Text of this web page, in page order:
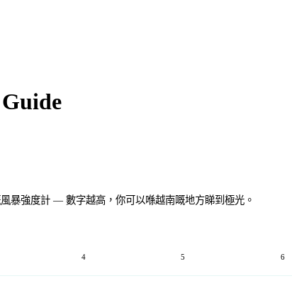
暴強度計 — 數字越高，你可以喺越南嘅地方睇到極光。
4 5 6